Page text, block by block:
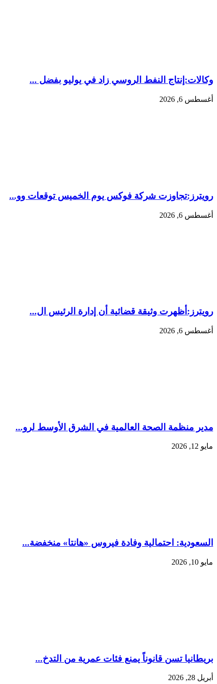
وكالات:‏إنتاج النفط الروسي زاد في يوليو بفضل ...
أغسطس 6, 2026
رويترز:‏تجاوزت شركة فوكس يوم الخميس توقعات وو...
أغسطس 6, 2026
رويترز:‏أظهرت وثيقة قضائية أن إدارة الرئيس ال...
أغسطس 6, 2026
مدير منظمة الصحة العالمية في الشرق الأوسط لرو...
مايو 12, 2026
السعودية: احتمالية وفادة فيروس «هانتا» منخفضة...
مايو 10, 2026
بريطانيا تسن قانوناً يمنع فئات عمرية من التدخ...
أبريل 28, 2026